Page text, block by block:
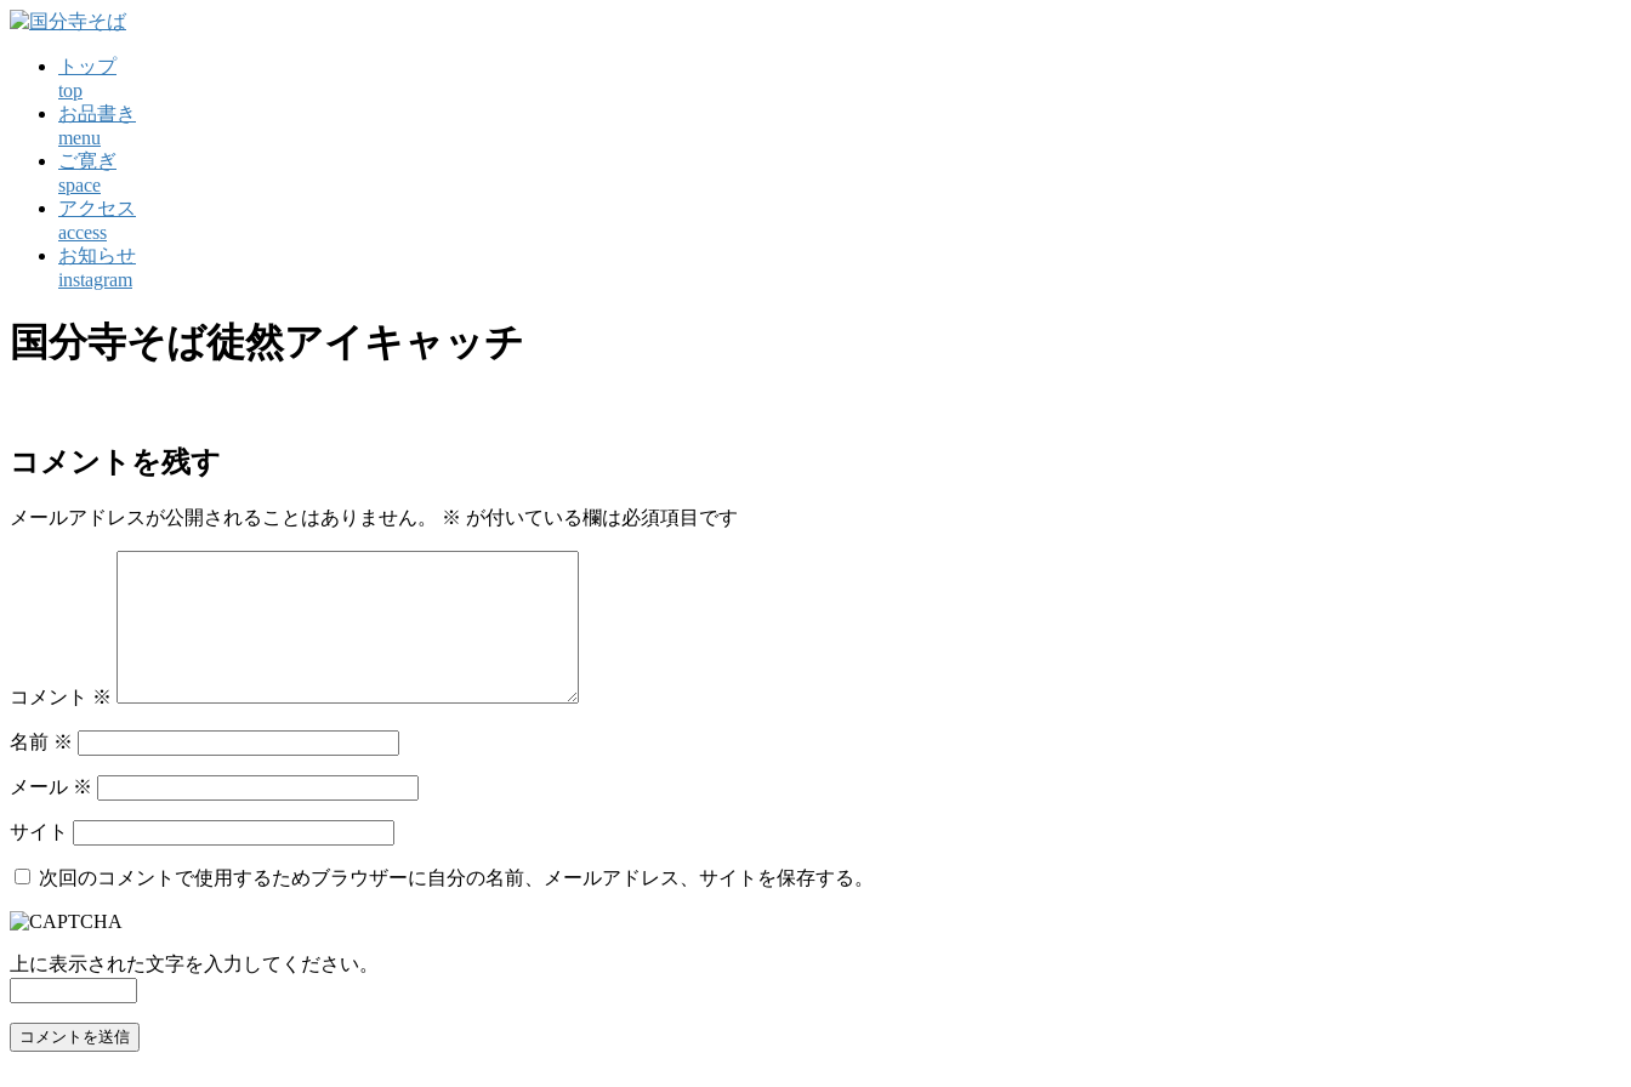
コ
トップ
top
お品書き
menu
ご寛ぎ
space
アクセス
access
お知らせ
instagram
国分寺そば徒然アイキャッチ
コメントを残す
メールアドレスが公開されることはありません。 ※ が付いている欄は必須項目です
コメント ※
名前 ※
メール ※
サイト
次回のコメントで使用するためブラウザーに自分の名前、メールアドレス、サイトを保存する。
上に表示された文字を入力してください。